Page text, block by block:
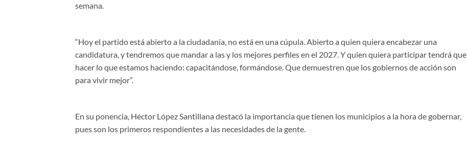
semana.
“Hoy el partido está abierto a la ciudadanía, no está en una cúpula. Abierto a quien quiera encabezar una
candidatura, y tendremos que mandar a las y los mejores perfiles en el 2027. Y quien quiera participar tendrá que
hacer lo que estamos haciendo: capacitándose, formándose. Que demuestren que los gobiernos de acción son
para vivir mejor”.
En su ponencia, Héctor López Santillana destacó la importancia que tienen los municipios a la hora de gobernar,
pues son los primeros respondientes a las necesidades de la gente.